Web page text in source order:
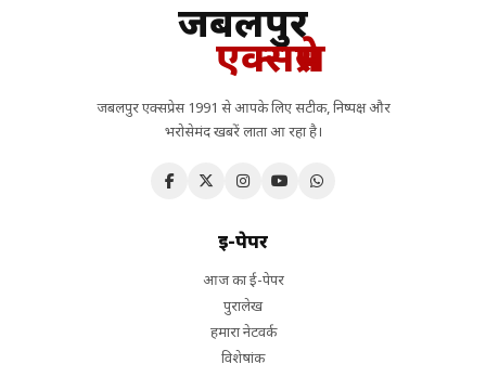
जबलपुर
एक्सप्रेस
जबलपुर एक्सप्रेस 1991 से आपके लिए सटीक, निष्पक्ष और
भरोसेमंद खबरें लाता आ रहा है।
ई-पेपर
आज का ई-पेपर
पुरालेख
हमारा नेटवर्क
विशेषांक